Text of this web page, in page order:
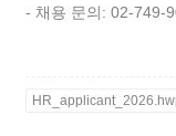
- 채용 문의: 02-749-